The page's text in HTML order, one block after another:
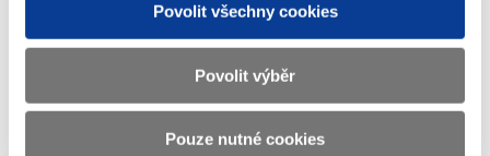
Povolit všechny cookies
Povolit výběr
Pouze nutné cookies
Telefon +420 257 041 111
podatelna@mf.gov.cz
00006947